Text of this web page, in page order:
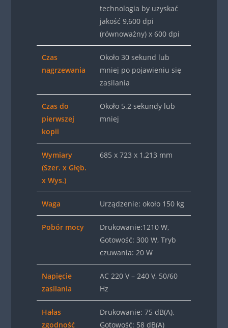
technologia by uzyskać
jakość 9,600 dpi
(równoważny) x 600 dpi
Czas
nagrzewania
Około 30 sekund lub
mniej po pojawieniu się
zasilania
Czas do
pierwszej
kopii
Około 5.2 sekundy lub
mniej
Wymiary
(Szer. x Głęb.
x Wys.)
685 x 723 x 1,213 mm
Waga Urządzenie: około 150 kg
Pobór mocy
Drukowanie:1210 W,
Gotowość: 300 W, Tryb
czuwania: 20 W
Napięcie
zasilania
AC 220 V – 240 V, 50/60
Hz
Hałas
zgodność
Drukowanie: 75 dB(A),
Gotowość: 58 dB(A)